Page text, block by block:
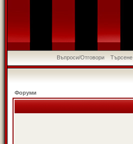
Въпроси/Отговори Търсене
Форуми